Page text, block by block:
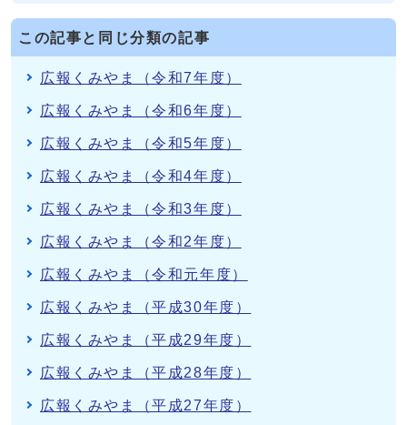
この記事と同じ分類の記事
広報くみやま（令和7年度）
広報くみやま（令和6年度）
広報くみやま（令和5年度）
広報くみやま（令和4年度）
広報くみやま（令和3年度）
広報くみやま（令和2年度）
広報くみやま（令和元年度）
広報くみやま（平成30年度）
広報くみやま（平成29年度）
広報くみやま（平成28年度）
広報くみやま（平成27年度）